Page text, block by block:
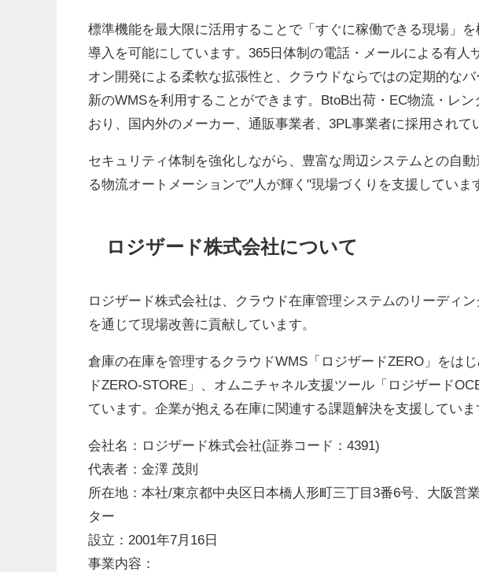
標準機能を最大限に活用することで「すぐに稼働できる現場」
導入を可能にしています。365日体制の電話・メールによる有人
オン開発による柔軟な拡張性と、クラウドならではの定期的な
新のWMSを利用することができます。BtoB出荷・EC物流・レ
おり、国内外のメーカー、通販事業者、3PL事業者に採用されて
セキュリティ体制を強化しながら、豊富な周辺システムとの自
る物流オートメーションで"人が輝く"現場づくりを支援していま
ロジザード株式会社について
ロジザード株式会社は、クラウド在庫管理システムのリーディ
を通じて現場改善に貢献しています。
倉庫の在庫を管理するクラウドWMS「ロジザードZERO」をは
ドZERO-STORE」、オムニチャネル支援ツール「ロジザード
ています。企業が抱える在庫に関連する課題解決を支援していま
会社名：ロジザード株式会社(証券コード：4391)
代表者：金澤 茂則
所在地：本社/東京都中央区日本橋人形町三丁目3番6号、大阪営
ター
設立：2001年7月16日
事業内容：